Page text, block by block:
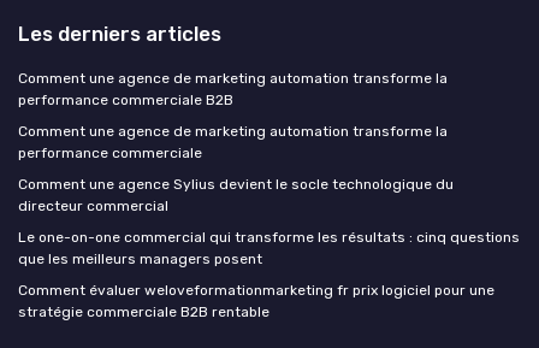
Les derniers articles
Comment une agence de marketing automation transforme la
performance commerciale B2B
Comment une agence de marketing automation transforme la
performance commerciale
Comment une agence Sylius devient le socle technologique du
directeur commercial
Le one-on-one commercial qui transforme les résultats : cinq questions
que les meilleurs managers posent
Comment évaluer weloveformationmarketing fr prix logiciel pour une
stratégie commerciale B2B rentable